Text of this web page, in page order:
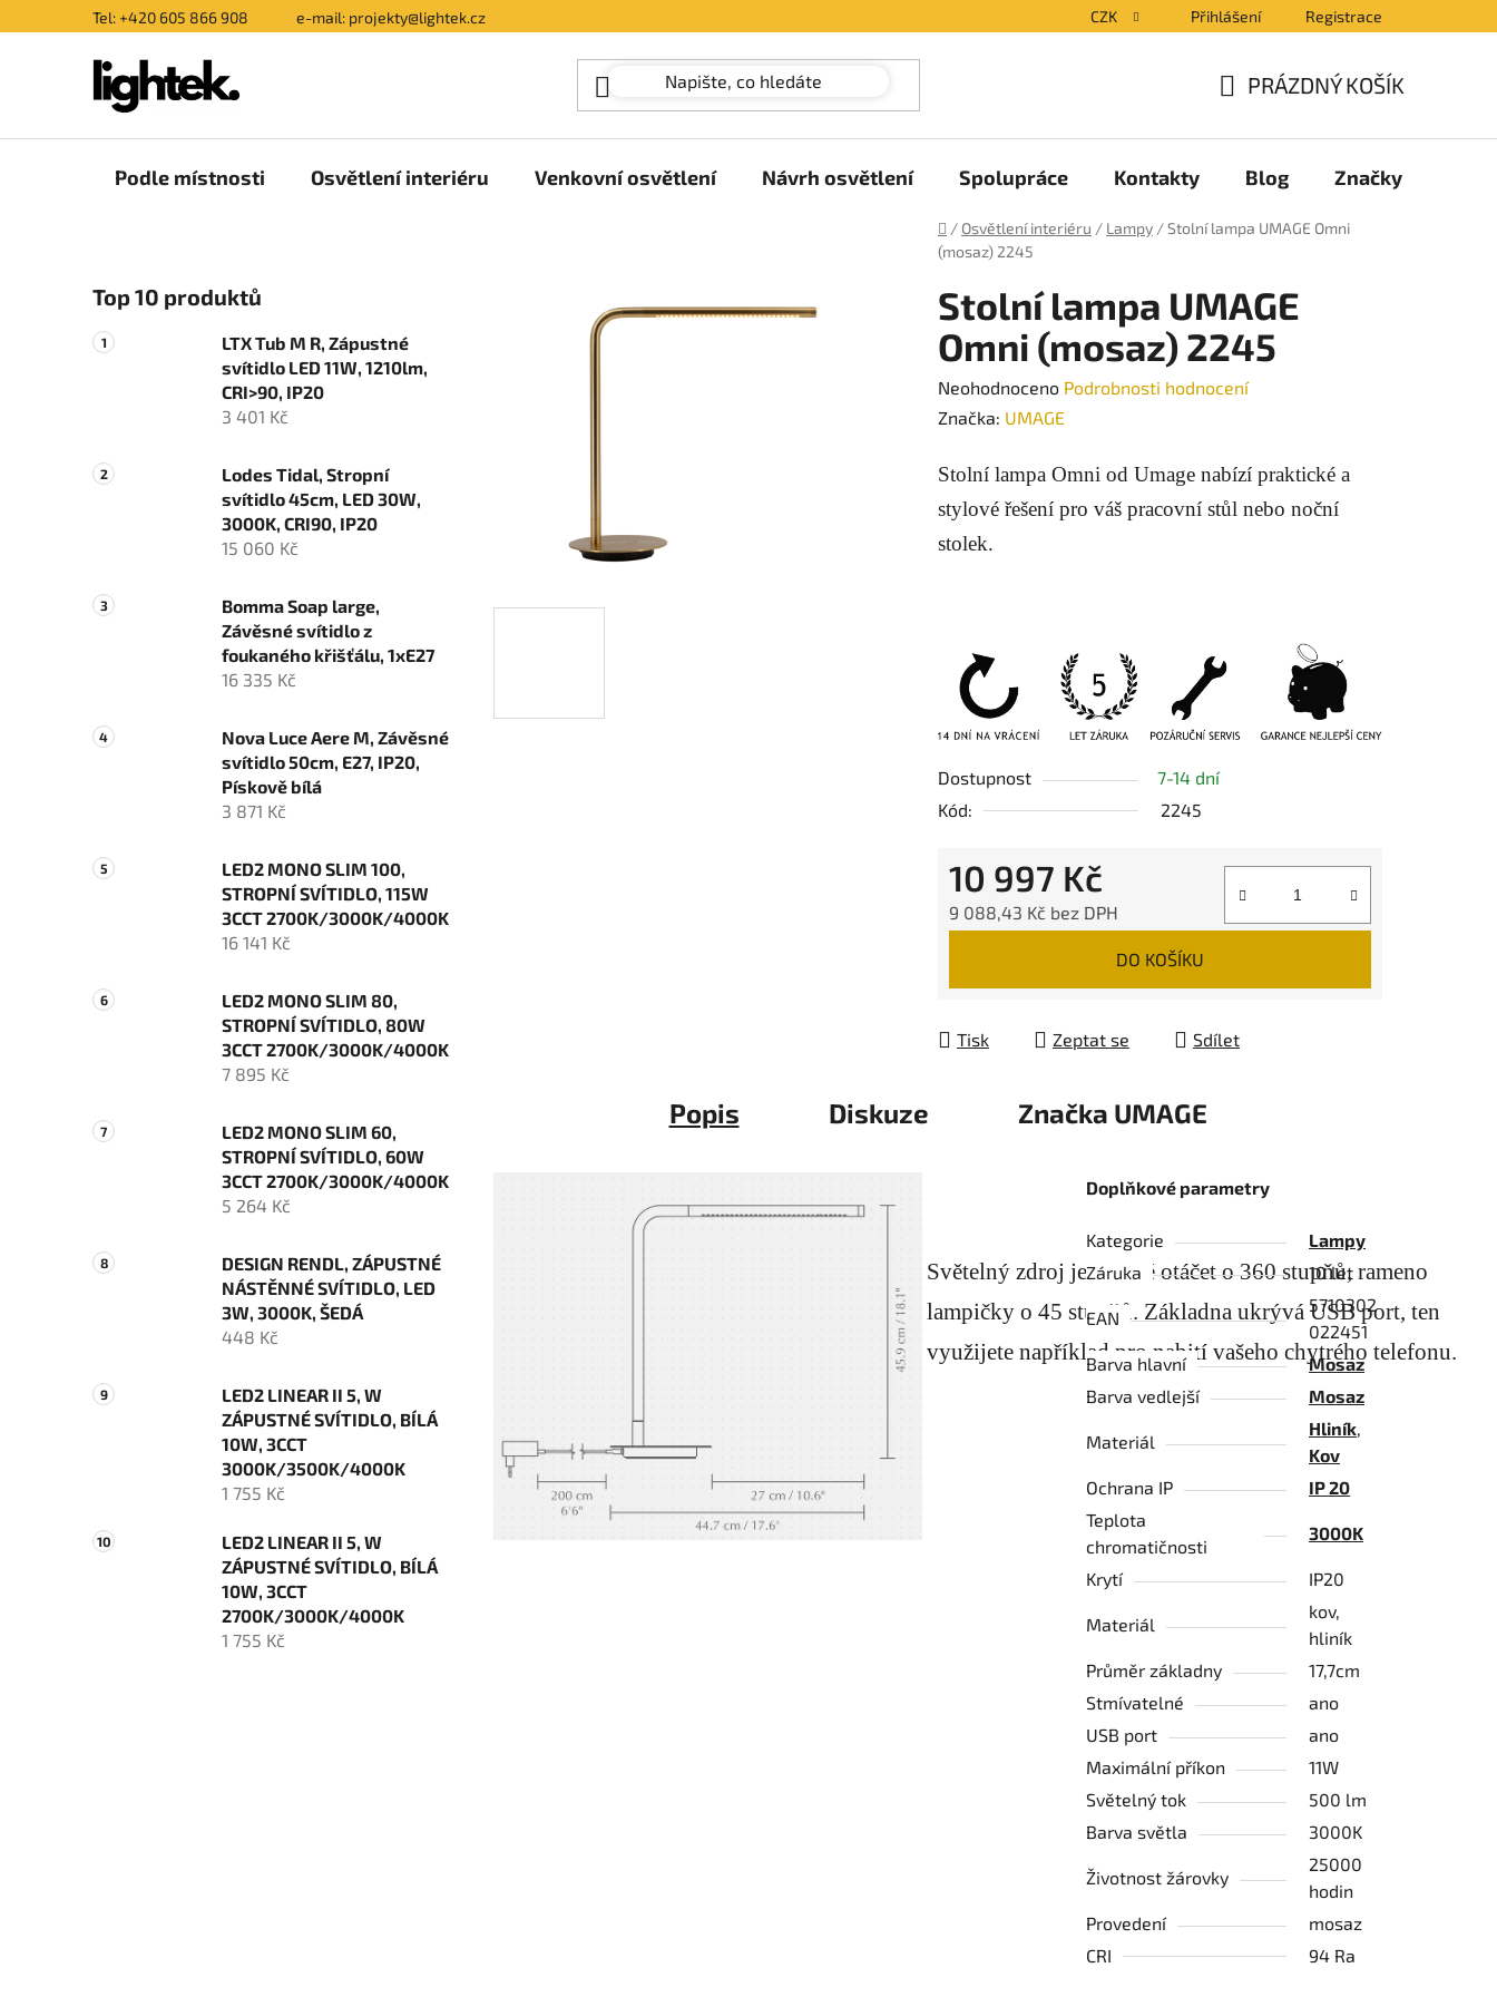
na
Tel: +420 605 866 908 e-mail: projekty@lightek.cz CZK Přihlášení Registrace
KOŠÍK
PRÁZDNÝ KOŠÍK
Podle místnosti Osvětlení interiéru Venkovní osvětlení Návrh osvětlení Spolupráce Kontakty Blog Značky
Domů
/ Osvětlení interiéru / Lampy /Stolní lampa UMAGE Omni
(mosaz) 2245
o
s
t
n
n
e
Top 10 produktů
LTX Tub M R, Zápustné
svítidlo LED 11W, 1210lm,
CRI>90, IP20
3 401 Kč
Lodes Tidal, Stropní
svítidlo 45cm, LED 30W,
3000K, CRI90, IP20
15 060 Kč
Bomma Soap large,
Závěsné svítidlo z
foukaného křišťálu, 1xE27
16 335 Kč
Nova Luce Aere M, Závěsné
svítidlo 50cm, E27, IP20,
Pískově bílá
3 871 Kč
LED2 MONO SLIM 100,
STROPNÍ SVÍTIDLO, 115W
3CCT 2700K/3000K/4000K
16 141 Kč
LED2 MONO SLIM 80,
STROPNÍ SVÍTIDLO, 80W
3CCT 2700K/3000K/4000K
7 895 Kč
LED2 MONO SLIM 60,
STROPNÍ SVÍTIDLO, 60W
3CCT 2700K/3000K/4000K
5 264 Kč
DESIGN RENDL, ZÁPUSTNÉ
NÁSTĚNNÉ SVÍTIDLO, LED
3W, 3000K, ŠEDÁ
448 Kč
LED2 LINEAR II 5, W
ZÁPUSTNÉ SVÍTIDLO, BÍLÁ
10W, 3CCT
3000K/3500K/4000K
1 755 Kč
LED2 LINEAR II 5, W
ZÁPUSTNÉ SVÍTIDLO, BÍLÁ
10W, 3CCT
2700K/3000K/4000K
1 755 Kč
Stolní lampa UMAGE
Omni (mosaz) 2245
Průměrné
hodnocení
je
0,0
z
Neohodnoceno Podrobnosti hodnocení
Značka: UMAGE
Stolní lampa Omni od Umage nabízí praktické a
stylové řešení pro váš pracovní stůl nebo noční
stolek.
Dostupnost
7-14 dní
Kód:
2245
10 997 Kč
9 088,43 Kč bez DPH
DO KOŠÍKU
Tisk Zeptat se Sdílet
Popis Diskuze Značka UMAGE
Světelný zdroj je možné otáčet o 360 stupňů, rameno
lampičky o 45 stupňů. Základna ukrývá USB port, ten
využijete například pro nabití vašeho chytrého telefonu.
Doplňkové parametry
Kategorie
Lampy
Záruka
10 let
EAN
5710302
022451
Barva hlavní
Mosaz
Barva vedlejší
Mosaz
Materiál
Hliník,
Kov
Ochrana IP
IP 20
Teplota
chromatičnosti
3000K
Krytí IP20
Materiál
kov,
hliník
Průměr základny
17,7cm
Stmívatelné
ano
USB port
ano
Maximální příkon
11W
Světelný tok
500 lm
Barva světla
3000K
Životnost žárovky
25000
hodin
Provedení
mosaz
CRI
94 Ra